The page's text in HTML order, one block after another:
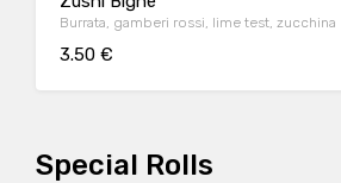
Burrata, gamberi rossi, lime test, zucchina
3.50 €
Special Rolls